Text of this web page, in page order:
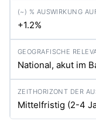
+1.2%
National, akut im
Mittelfristig (2-4